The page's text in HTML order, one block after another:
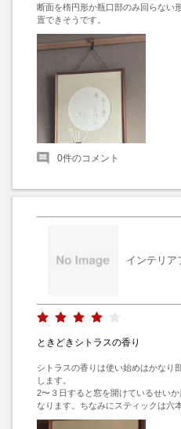
断面を楕円形か瓶口部のみ回らない
置できそうです。
0件のコメント
インテリア
ときどきシトラスの香り
シトラスの香りは使い始めはかなり
します。
2〜３日すると窓を開けているせい
なります。ちなみにスティックは六